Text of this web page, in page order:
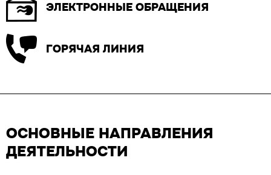
ЭЛЕКТРОННЫЕ ОБРАЩЕНИЯ
ГОРЯЧАЯ ЛИНИЯ
ОСНОВНЫЕ НАПРАВЛЕНИЯ
ДЕЯТЕЛЬНОСТИ